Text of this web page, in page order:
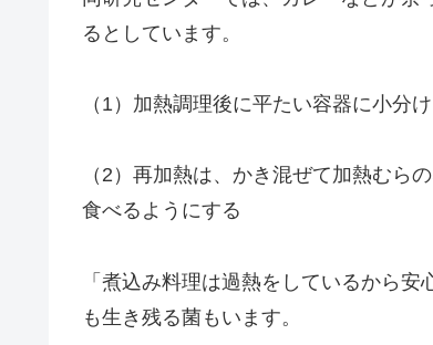
るとしています。
（1）加熱調理後に平たい容器に小分
（2）再加熱は、かき混ぜて加熱むら
食べるようにする
「煮込み料理は過熱をしているから
も生き残る菌もいます。